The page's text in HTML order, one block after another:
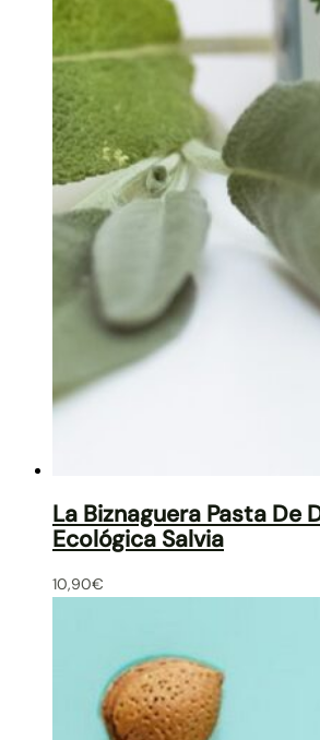
La Biznaguera Pasta De
Ecológica Salvia
10,90€